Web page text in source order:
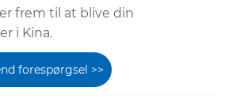
frem til at blive din
i Kina.
forespørgsel >>